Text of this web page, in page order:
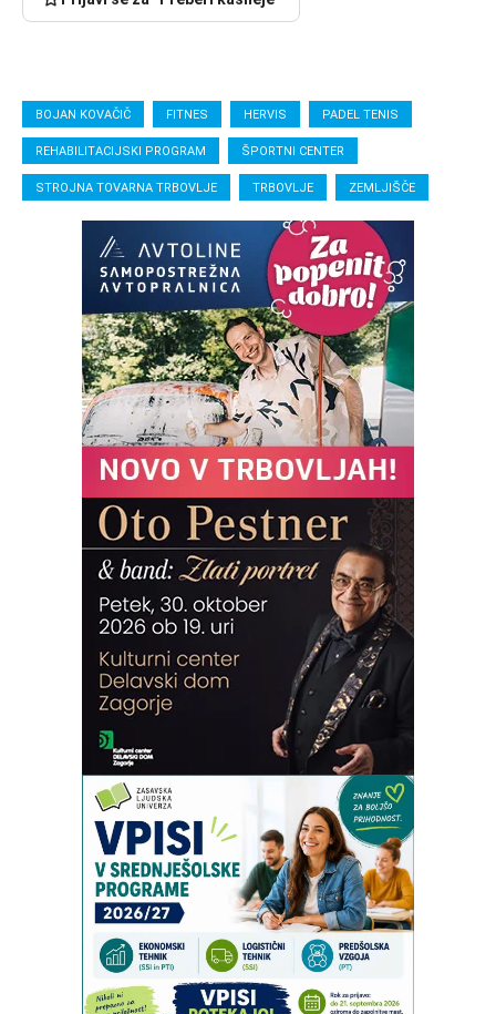
BOJAN KOVAČIČ FITNES HERVIS PADEL TENIS
REHABILITACIJSKI PROGRAM ŠPORTNI CENTER
STROJNA TOVARNA TRBOVLJE TRBOVLJE ZEMLJIŠČE